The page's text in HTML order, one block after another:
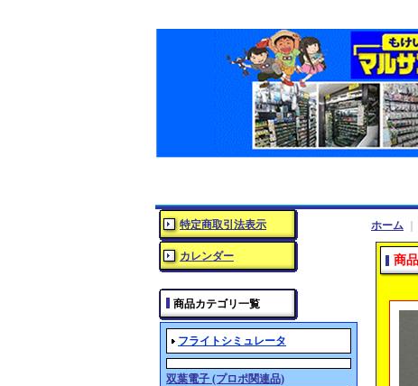
特定商取引法表示
カレンダー
商品カテゴリ一覧
フライトシミュレータ
双葉電子 (プロポ関連品)
ホーム
商